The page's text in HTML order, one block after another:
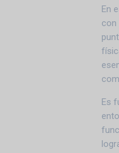
En
con
Es